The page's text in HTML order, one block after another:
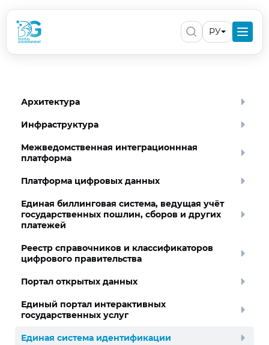
РУ
Архитектура
Инфраструктура
Межведомственная интеграционнная
платформа
Платформа цифровых данных
Единая биллинговая система, ведущая учёт
государственных пошлин, сборов и других
платежей
Реестр справочников и классификаторов
цифрового правительства
Портал открытых данных
Единый портал интерактивных
государственных услуг
Единая система идентификации